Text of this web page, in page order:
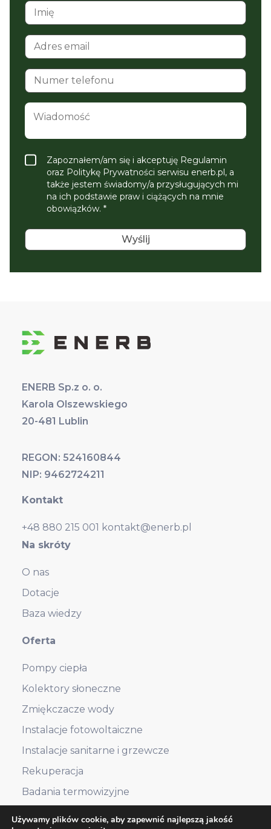
Zapoznałem/am się i akceptuję Regulamin
oraz Politykę Prywatności serwisu enerb.pl, a
także jestem świadomy/a przysługujących mi
na ich podstawie praw i ciążących na mnie
obowiązków. *
ENERB Sp.z o. o.
Karola Olszewskiego
20-481 Lublin
REGON: 524160844
NIP: 9462724211
Kontakt
+48 880 215 001 kontakt@enerb.pl
Na skróty
O nas
Dotacje
Baza wiedzy
Oferta
Pompy ciepła
Kolektory słoneczne
Zmiękczacze wody
Instalacje fotowoltaiczne
Instalacje sanitarne i grzewcze
Rekuperacja
Badania termowizyjne
Używamy plików cookie, aby zapewnić najlepszą jakość